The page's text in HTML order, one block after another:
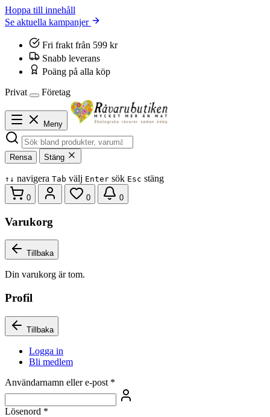
Hoppa till innehåll
Se aktuella kampanjer
Fri frakt från 599 kr
Snabb leverans
Poäng på alla köp
Privat
Företag
Meny
Rensa Stäng
↑ ↓ navigera Tab välj Enter sök Esc stäng
0 0 0
Varukorg
Tillbaka
Din varukorg är tom.
Profil
Tillbaka
Logga in
Bli medlem
Användarnamn eller e-post *
Lösenord *